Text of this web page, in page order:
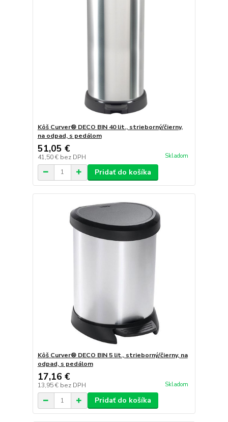
Kôš Curver® DECO BIN 40 lit., strieborný/čierny,
na odpad, s pedálom
51,05 €
41,50 € bez DPH Skladom
Pridať do košíka
Kôš Curver® DECO BIN 5 lit., strieborný/čierny, na
odpad, s pedálom
17,16 €
13,95 € bez DPH Skladom
Pridať do košíka